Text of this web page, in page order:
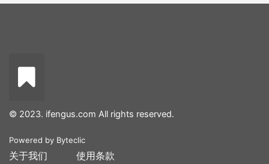
© 2023. ifengus.com All rights reserved.
Powered by Byteclic
关于我们 使用条款